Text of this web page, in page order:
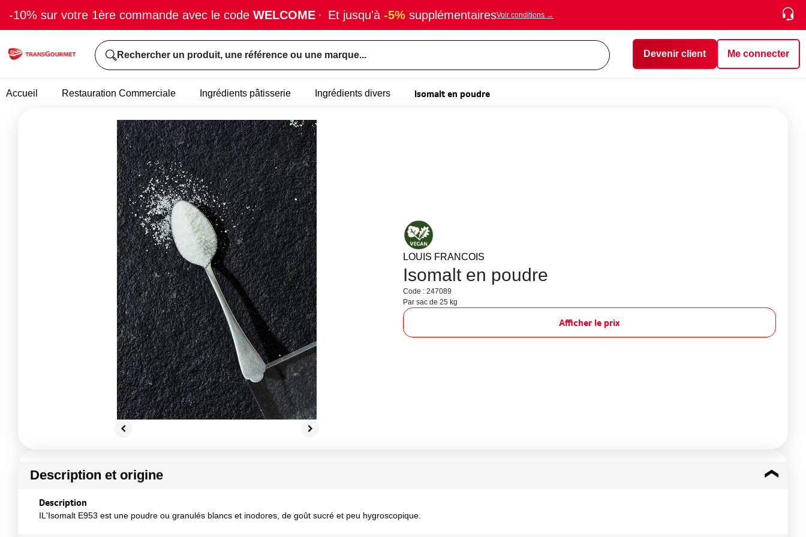
-10% sur votre 1ère commande avec le code WELCOME · Et jusqu'à -5% supplémentairesVoir conditions →
Rechercher un produit, une référence ou une marque... Devenir client Me connecter
Accueil Restauration Commerciale Ingrédients pâtisserie Ingrédients divers Isomalt en poudre
LOUIS FRANCOIS
Isomalt en poudre
Code : 247089
Par sac de 25 kg
Afficher le prix
Description et origine
Description
IL'Isomalt E953 est une poudre ou granulés blancs et inodores, de goût sucré et peu hygroscopique.